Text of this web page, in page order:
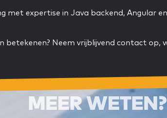
met expertise in Java backend,
Neem vrijblijvend contact op,
MEER WETEN?